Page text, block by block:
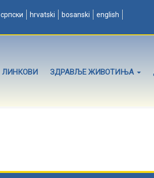
српски hrvatski bosanski english
ЛИНКОВИ ЗДРАВЉЕ ЖИВОТИЊА